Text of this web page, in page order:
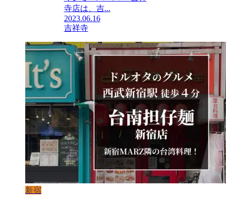
寺店は、吉...
2023.06.16
吉祥寺
新宿